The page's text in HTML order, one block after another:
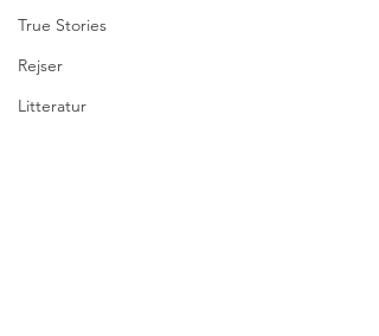
True Stories
Rejser
Litteratur